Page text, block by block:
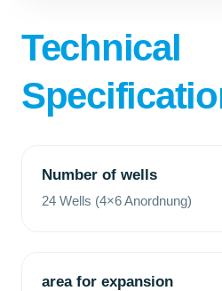
Technical
Number of wells
24 Wells (4×6 Anordnung)
area for expansion